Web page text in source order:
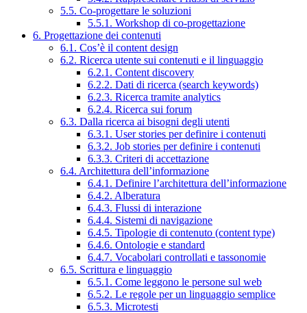
5.5. Co-progettare le soluzioni
5.5.1. Workshop di co-progettazione
6. Progettazione dei contenuti
6.1. Cos’è il content design
6.2. Ricerca utente sui contenuti e il linguaggio
6.2.1. Content discovery
6.2.2. Dati di ricerca (search keywords)
6.2.3. Ricerca tramite analytics
6.2.4. Ricerca sui forum
6.3. Dalla ricerca ai bisogni degli utenti
6.3.1. User stories per definire i contenuti
6.3.2. Job stories per definire i contenuti
6.3.3. Criteri di accettazione
6.4. Architettura dell’informazione
6.4.1. Definire l’architettura dell’informazione
6.4.2. Alberatura
6.4.3. Flussi di interazione
6.4.4. Sistemi di navigazione
6.4.5. Tipologie di contenuto (content type)
6.4.6. Ontologie e standard
6.4.7. Vocabolari controllati e tassonomie
6.5. Scrittura e linguaggio
6.5.1. Come leggono le persone sul web
6.5.2. Le regole per un linguaggio semplice
6.5.3. Microtesti